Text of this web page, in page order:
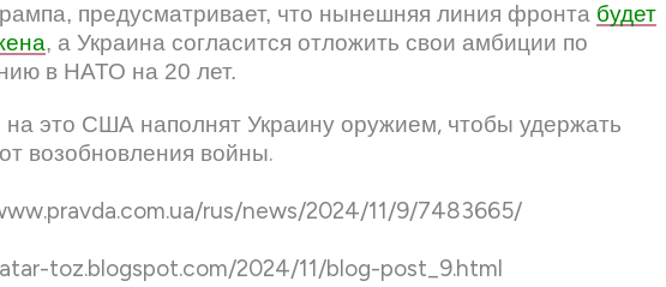
предусматривает, что нынешняя линия фронта будет
, а Украина согласится отложить свои амбиции по
в НАТО на 20 лет.
это США наполнят Украину оружием, чтобы удержать
возобновления войны.
rus/news/2024/11/9/7483665/
toz.blogspot.com/2024/11/blog-post_9.html